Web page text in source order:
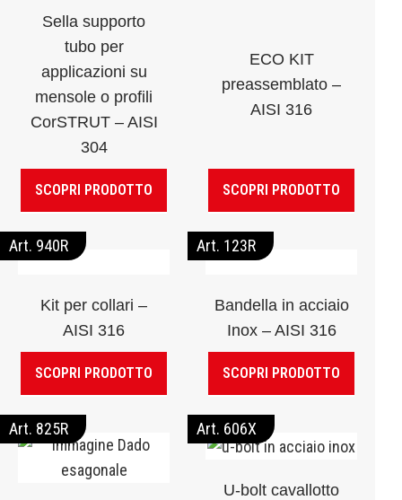
Sella supporto
tubo per
applicazioni su
mensole o profili
CorSTRUT – AISI
304
SCOPRI PRODOTTO
ECO KIT
preassemblato –
AISI 316
SCOPRI PRODOTTO
Art. 940R
Kit per collari –
AISI 316
SCOPRI PRODOTTO
Art. 123R
Bandella in acciaio
Inox – AISI 316
SCOPRI PRODOTTO
Art. 825R Art. 606X
U-bolt cavallotto